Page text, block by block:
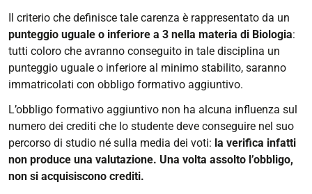
Il criterio che definisce tale carenza è rappresentato da un
punteggio uguale o inferiore a 3 nella materia di Biologia:
tutti coloro che avranno conseguito in tale disciplina un
punteggio uguale o inferiore al minimo stabilito, saranno
immatricolati con obbligo formativo aggiuntivo.
L’obbligo formativo aggiuntivo non ha alcuna influenza sul
numero dei crediti che lo studente deve conseguire nel suo
percorso di studio né sulla media dei voti: la verifica infatti
non produce una valutazione. Una volta assolto l’obbligo,
non si acquisiscono crediti.